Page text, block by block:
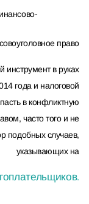
право
инструмент в руках
года и налоговой
в конфликтную
часто того и не
подобных случаев,
указывающих на
.